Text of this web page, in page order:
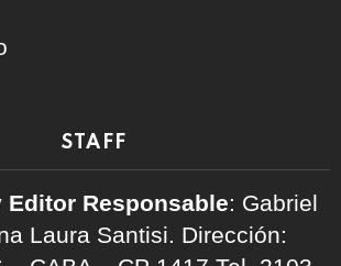
STAFF
Editor Responsable: Gabriel
Laura Santisi. Dirección: